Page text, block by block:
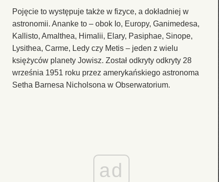
Pojęcie to występuje także w fizyce, a dokładniej w
astronomii. Ananke to – obok Io, Europy, Ganimedesa,
Kallisto, Amalthea, Himalii, Elary, Pasiphae, Sinope,
Lysithea, Carme, Ledy czy Metis – jeden z wielu
księżyców planety Jowisz. Został odkryty odkryty 28
września 1951 roku przez amerykańskiego astronoma
Setha Barnesa Nicholsona w Obserwatorium.
ad